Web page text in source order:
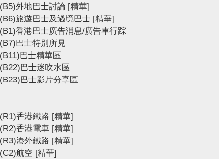
(B5)外地巴士討論 [精華]
(B6)旅遊巴士及過境巴士 [精華]
(B1)香港巴士廣告消息/廣告車行踪
(B7)巴士特別所見
(B11)巴士精華區
(B22)巴士迷吹水區
(B23)巴士影片分享區
(R1)香港鐵路 [精華]
(R2)香港電車 [精華]
(R3)港外鐵路 [精華]
(C2)航空 [精華]